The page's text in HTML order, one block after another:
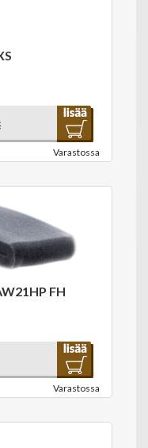
Varastossa
FH
Varastossa